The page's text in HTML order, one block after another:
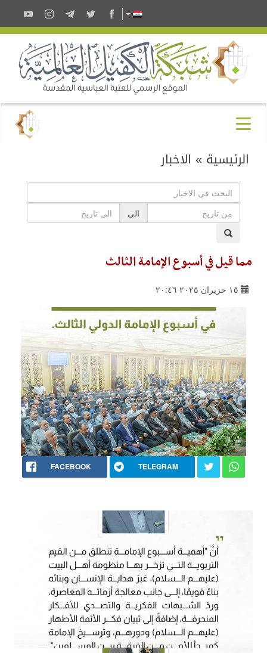
الرئيسية » الاخبار
الى
مما قيل في أسبوع الإمامة الثالث
١٥ حزيران ٢٠٢٥ ٢٠:٤٦
FACEBOOK TELEGRAM